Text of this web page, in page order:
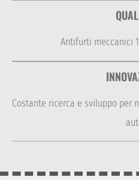
Antifurti meccanici
Costante ricerca e sviluppo per